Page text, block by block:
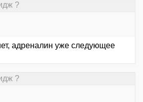
?
адреналин уже следующее
?